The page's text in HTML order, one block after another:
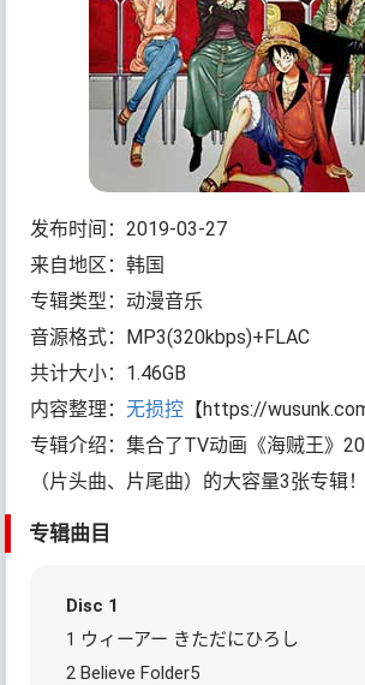
发布时间：2019-03-27
来自地区：韩国
专辑类型：动漫音乐
音源格式：MP3(320kbps)+FLAC
共计大小：1.46GB
内容整理：无损控 【https://
专辑介绍：集合了TV动画《海贼王》
（片头曲、片尾曲）的大容量3张专辑！
专辑曲目
Disc 1
1 ウィーアー きただにひろし
2 Believe Folder5